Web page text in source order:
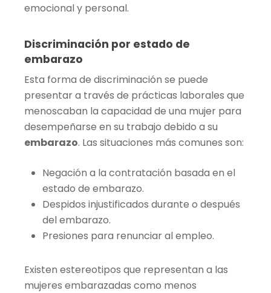
emocional y personal.
Discriminación por estado de
embarazo
Esta forma de discriminación se puede
presentar a través de prácticas laborales que
menoscaban la capacidad de una mujer para
desempeñarse en su trabajo debido a su
embarazo. Las situaciones más comunes son:
Negación a la contratación basada en el
estado de embarazo.
Despidos injustificados durante o después
del embarazo.
Presiones para renunciar al empleo.
Existen estereotipos que representan a las
mujeres embarazadas como menos